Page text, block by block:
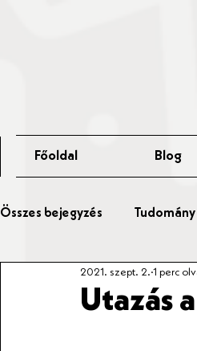
Főoldal Blog
Összes bejegyzés Tudomány
Érted Talks Affér
Utazás
2021. szept. 2. 1 perc